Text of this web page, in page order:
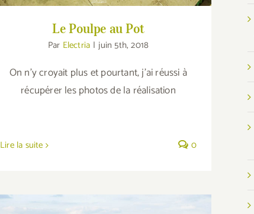
Le Poulpe au Pot
Par Electria | juin 5th, 2018
On n'y croyait plus et pourtant, j'ai réussi à
récupérer les photos de la réalisation
Lire la suite 0